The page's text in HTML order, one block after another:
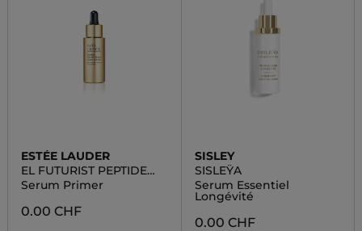
ESTÉE LAUDER
EL FUTURIST PEPTIDE
POWER SERUM PRIMER
Serum Primer
0.00 CHF
SISLEY
SISLEŸA
Serum Essentiel
Longévité
0.00 CHF